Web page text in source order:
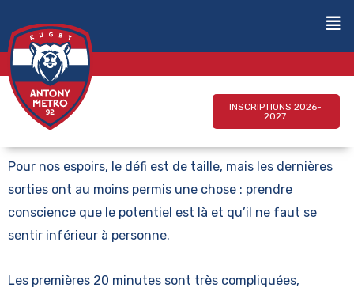
INSCRIPTIONS 2026-
2027
Pour nos espoirs, le défi est de taille, mais les dernières
sorties ont au moins permis une chose : prendre
conscience que le potentiel est là et qu’il ne faut se
sentir inférieur à personne.
Les premières 20 minutes sont très compliquées,